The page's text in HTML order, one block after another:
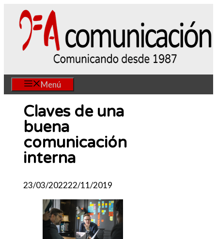
Saltar
contenido
Menú
Claves de una
buena
comunicación
interna
23/03/202222/11/2019